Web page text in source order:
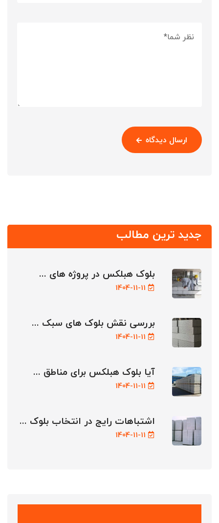
ارسال دیدگاه
جدید ترین مطالب
بلوک هبلکس در پروژه های ...
1404-11-11
بررسی نقش بلوک های سبک ...
1404-11-11
آیا بلوک هبلکس برای مناطق ...
1404-11-11
اشتباهات رایج در انتخاب بلوک ...
1404-11-11